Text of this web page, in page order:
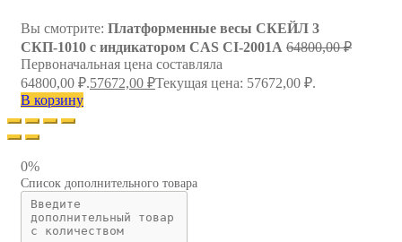
Вы смотрите: Платформенные весы СКЕЙЛ 3
СКП-1010 с индикатором CAS CI-2001A 64800,00₽
Первоначальная цена составляла
64800,00 ₽.57672,00 ₽Текущая цена: 57672,00 ₽.
В корзину
0%
Список дополнительного товара